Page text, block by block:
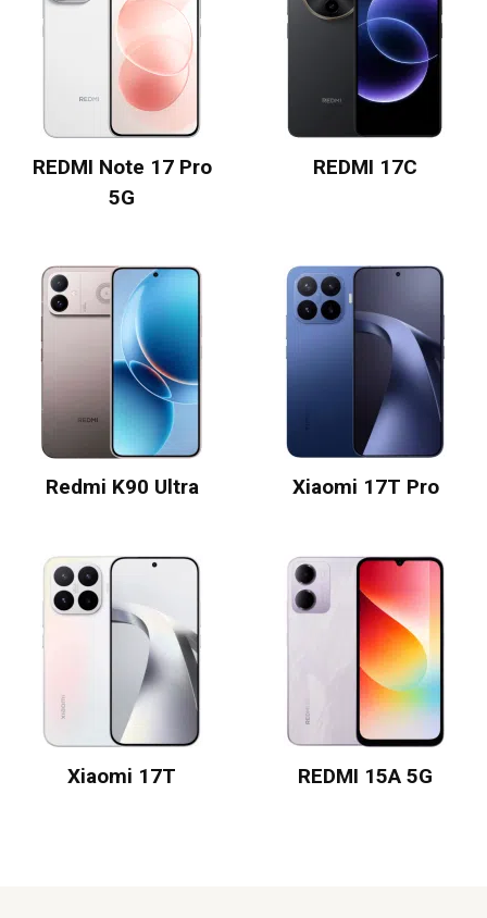
REDMI Note 17 Pro
5G
REDMI 17C
Redmi K90 Ultra Xiaomi 17T Pro
Xiaomi 17T REDMI 15A 5G